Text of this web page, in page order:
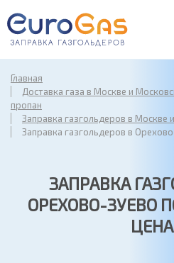
Главная
Доставка газа в Москве и
пропан
Заправка газгольдеров в Москве
Заправка газгольдеров в
ЗАПРАВКА
ОРЕХОВО-ЗУЕВО